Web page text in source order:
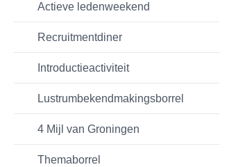
Actieve ledenweekend
Recruitmentdiner
Introductieactiviteit
Lustrumbekendmakingsborrel
4 Mijl van Groningen
Themaborrel